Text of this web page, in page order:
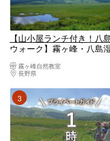
【山小屋ランチ付き！八
ウォーク】霧ヶ峰・八島
霧ヶ峰自然教室
長野県
上諏訪・下諏訪・岡谷
3位